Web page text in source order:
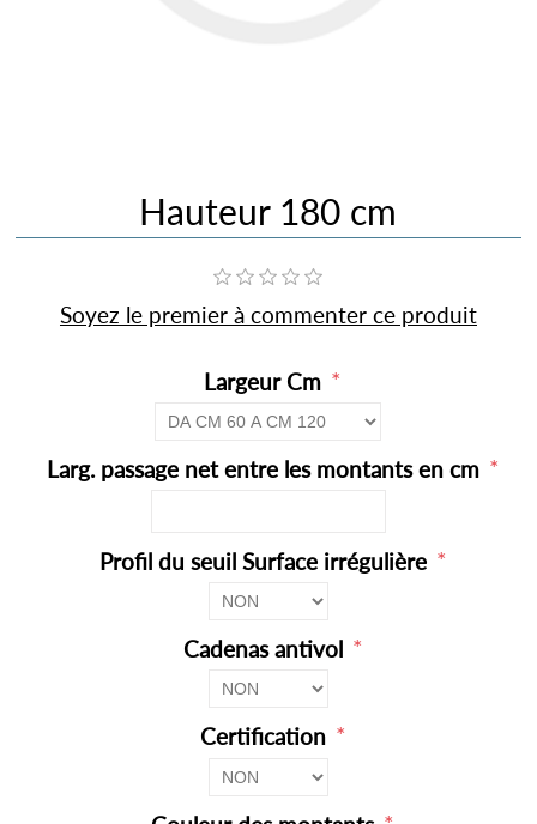
Hauteur 180 cm
Soyez le premier à commenter ce produit
Largeur Cm *
Larg. passage net entre les montants en cm *
Profil du seuil Surface irrégulière *
Cadenas antivol *
Certification *